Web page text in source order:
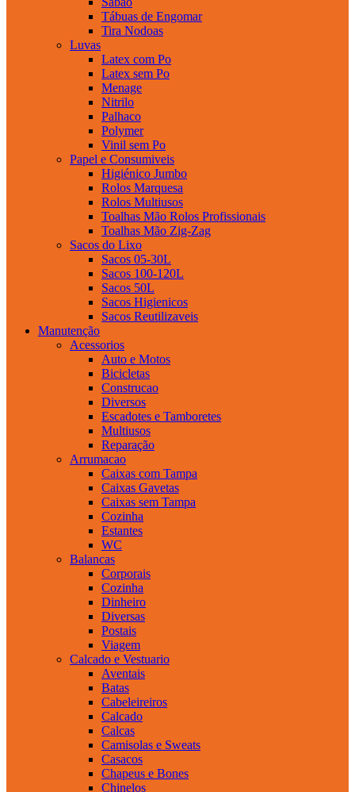
Tábuas de Engomar
Tira Nodoas
Luvas
Latex com Po
Latex sem Po
Menage
Nitrilo
Palhaco
Polymer
Vinil sem Po
Papel e Consumiveis
Higiénico Jumbo
Rolos Marquesa
Rolos Multiusos
Toalhas Mão Rolos Profissionais
Toalhas Mão Zig-Zag
Sacos do Lixo
Sacos 05-30L
Sacos 100-120L
Sacos 50L
Sacos Higienicos
Sacos Reutilizaveis
Manutenção
Acessorios
Auto e Motos
Bicicletas
Construcao
Diversos
Escadotes e Tamboretes
Multiusos
Reparação
Arrumacao
Caixas com Tampa
Caixas Gavetas
Caixas sem Tampa
Cozinha
Estantes
WC
Balancas
Corporais
Cozinha
Dinheiro
Diversas
Postais
Viagem
Calcado e Vestuario
Aventais
Batas
Cabeleireiros
Calcado
Calcas
Camisolas e Sweats
Casacos
Chapeus e Bones
Chinelos